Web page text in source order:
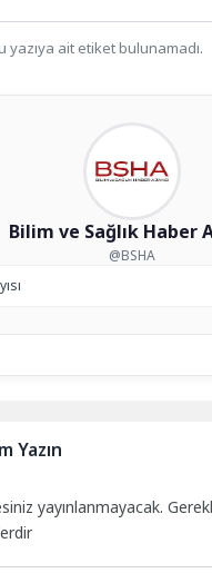
yazıya ait etiket bulunamadı.
Bilim ve Sağlık Haber
@BSHA
Yazın
yayınlanmayacak.